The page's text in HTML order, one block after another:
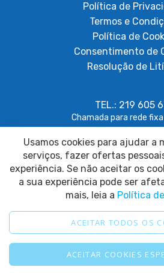
Política de
Termos e
Política de
Consentimento de
Resolução de
TEL.: 219 605
Chamada para rede fixa
2025 © Papagaio sem Penas. Todos
Usamos cookies para ajudar a
serviços, fazer ofertas
experiência. Se não aceitar os
a sua experiência pode ser
mais, leia a Política
ACEITAR TODOS OS
ACEITAR COOKIES